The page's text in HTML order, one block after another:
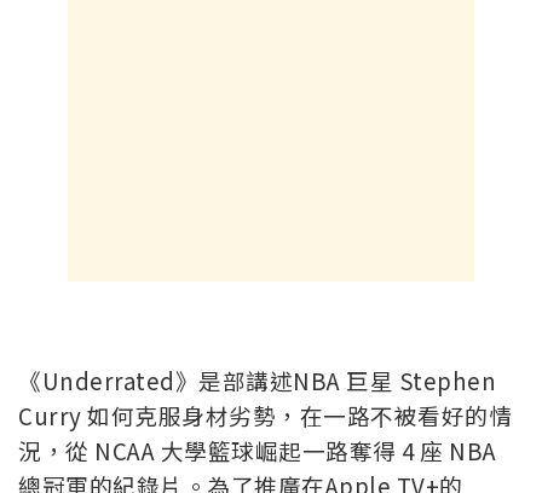
《Underrated》是部講述NBA 巨星 Stephen
Curry 如何克服身材劣勢，在一路不被看好的情
況，從 NCAA 大學籃球崛起一路奪得 4 座 NBA
總冠軍的紀錄片。 為了推廣在Apple TV+的